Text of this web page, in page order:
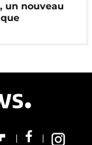
un nouveau